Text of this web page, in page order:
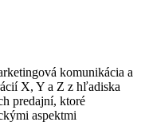
komunikácia a
X, Y a Z z hľadiska
predajní, ktoré
aspektmi